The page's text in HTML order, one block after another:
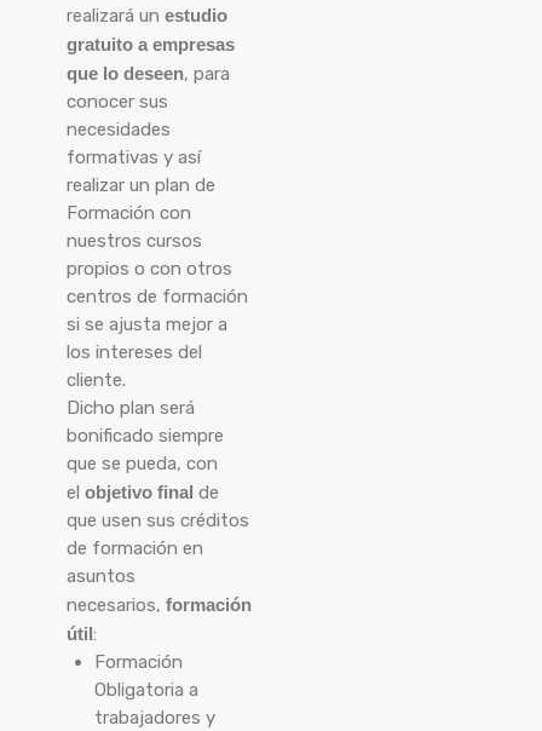
realizará un estudio
gratuito a empresas
que lo deseen, para
conocer sus
necesidades
formativas y así
realizar un plan de
Formación con
nuestros cursos
propios o con otros
centros de formación
si se ajusta mejor a
los intereses del
cliente.
Dicho plan será
bonificado siempre
que se pueda, con
el objetivo final de
que usen sus créditos
de formación en
asuntos
necesarios, formación
útil:
Formación
Obligatoria a
trabajadores y